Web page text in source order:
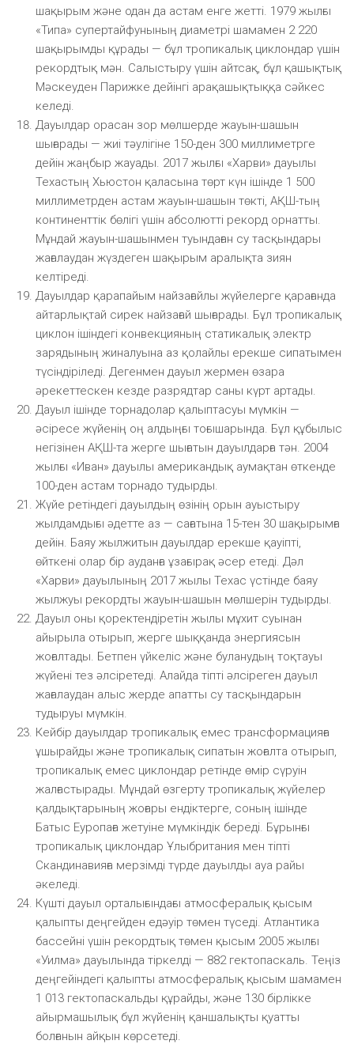
шақырым және одан да астам енге жетті. 1979 жылғы
«Типа» супертайфунының диаметрі шамамен 2 220
шақырымды құрады — бұл тропикалық циклондар үшін
рекордтық мән. Салыстыру үшін айтсақ, бұл қашықтық
Мәскеуден Парижке дейінгі арақашықтыққа сәйкес
келеді.
Дауылдар орасан зор мөлшерде жауын-шашын
шығарады — жиі тәулігіне 150-ден 300 миллиметрге
дейін жаңбыр жауады. 2017 жылғы «Харви» дауылы
Техастың Хьюстон қаласына төрт күн ішінде 1 500
миллиметрден астам жауын-шашын төкті, АҚШ-тың
континенттік бөлігі үшін абсолютті рекорд орнатты.
Мұндай жауын-шашынмен туындаған су тасқындары
жағалаудан жүздеген шақырым аралықта зиян
келтіреді.
Дауылдар қарапайым найзағайлы жүйелерге қарағанда
айтарлықтай сирек найзағай шығарады. Бұл тропикалық
циклон ішіндегі конвекцияның статикалық электр
зарядының жиналуына аз қолайлы ерекше сипатымен
түсіндіріледі. Дегенмен дауыл жермен өзара
әрекеттескен кезде разрядтар саны күрт артады.
Дауыл ішінде торнадолар қалыптасуы мүмкін —
әсіресе жүйенің оң алдыңғы тоғышарында. Бұл құбылыс
негізінен АҚШ-та жерге шығатын дауылдарға тән. 2004
жылғы «Иван» дауылы американдық аумақтан өткенде
100-ден астам торнадо тудырды.
Жүйе ретіндегі дауылдың өзінің орын ауыстыру
жылдамдығы әдетте аз — сағатына 15-тен 30 шақырымға
дейін. Баяу жылжитын дауылдар ерекше қауіпті,
өйткені олар бір ауданға ұзағырақ әсер етеді. Дәл
«Харви» дауылының 2017 жылы Техас үстінде баяу
жылжуы рекордты жауын-шашын мөлшерін тудырды.
Дауыл оны қоректендіретін жылы мұхит суынан
айырыла отырып, жерге шыққанда энергиясын
жоғалтады. Бетпен үйкеліс және буланудың тоқтауы
жүйені тез әлсіретеді. Алайда тіпті әлсіреген дауыл
жағалаудан алыс жерде апатты су тасқындарын
тудыруы мүмкін.
Кейбір дауылдар тропикалық емес трансформацияға
ұшырайды және тропикалық сипатын жоғалта отырып,
тропикалық емес циклондар ретінде өмір сүруін
жалғастырады. Мұндай өзгерту тропикалық жүйелер
қалдықтарының жоғары ендіктерге, соның ішінде
Батыс Еуропаға жетуіне мүмкіндік береді. Бұрынғы
тропикалық циклондар Ұлыбритания мен тіпті
Скандинавияға мерзімді түрде дауылды ауа райы
әкеледі.
Күшті дауыл орталығындағы атмосфералық қысым
қалыпты деңгейден едәуір төмен түседі. Атлантика
бассейні үшін рекордтық төмен қысым 2005 жылғы
«Уилма» дауылында тіркелді — 882 гектопаскаль. Теңіз
деңгейіндегі қалыпты атмосфералық қысым шамамен
1 013 гектопаскальды құрайды, және 130 бірлікке
айырмашылық бұл жүйенің қаншалықты қуатты
болғанын айқын көрсетеді.